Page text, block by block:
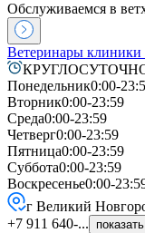
Обслуживаемся в
Ветеринары клиники
Понедельник0:00-
Вторник0:00-23:59
Среда0:00-23:59
Четверг0:00-23:59
Пятница0:00-23:59
Суббота0:00-23:59
Воскресенье0:00-
г Великий
+7 911 640-...
показать